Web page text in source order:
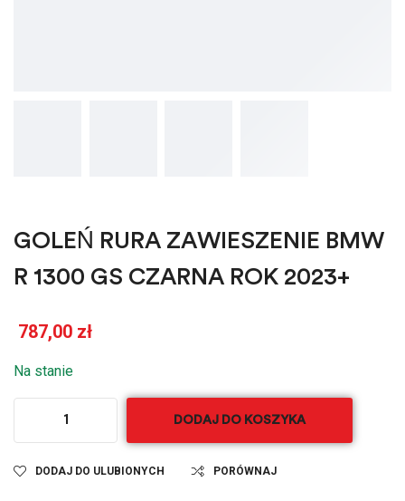
GOLEŃ RURA ZAWIESZENIE BMW
R 1300 GS CZARNA ROK 2023+
787,00 zł
Na stanie
DODAJ DO KOSZYKA
DODAJ DO ULUBIONYCH PORÓWNAJ